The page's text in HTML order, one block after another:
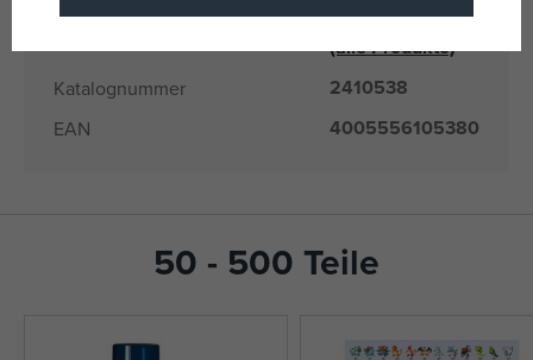
Ravensburger
(alle Produkte)
Katalognummer 2410538
EAN 4005556105380
50 - 500 Teile